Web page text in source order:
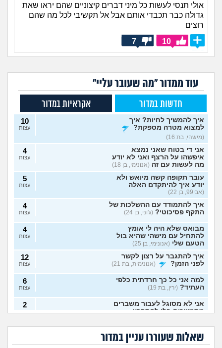
אולי תנסי לעשות כל מיני דברים קיצוניים שהם יראו שאת
גדולה כבר תכבדי אותם אבל אל תקשיבי לכל מה שהם
רוצים
10
7
עוד ממדור "מה שעובר עליי"
חדשות במדור אקראיות במדור
איך להמשיך לחיות? איך
למצוא מטרה מספקת?
(מישהי, בת 16)
10
עצות
אני די בטוח שאני נמצא
איפשהו על הרצף ואני לא יודע
מה לעשות עם זה (אנונימי, בן 18)
4
עצות
עובר תקופה קשה מיואש ולא
יודע איך להיתקדם האלה
(אבי99, בן 22)
5
עצות
איך להתמודד עם ההשלכות של
התקף פסיכוטי? (ג'וני, בן 24)
4
עצות
מבואס שלא היה לי אומץ
להתחיל עם מישהי שהיא בול
הטעם שלי (אנונימי, בן 25)
4
עצות
איך להתגבר על רצון לקשר
לפני הזמן?
(אנונימית, בת 21)
12
עצות
למה אני כל כך חרדתית כלפי
העתיד? (ירין, בת 19)
6
עצות
אני לא מסוגל לעבור משברים
מתמשכים בלי להתפרץ
2
בעלי חסר רגשות באופן מדאיג
(אנונימית, בת 33)
שאלות שעוררו עניין במדור
הגיוני שפסיכיאטר
מה קורה אם עוברים
בלילה?
גיליתי שאני סובל מ
OCD, איך להתמודד
עם הדיכאון?
למי אפשר לפנות כדי
במדינת ישראל? אבל
באמת?